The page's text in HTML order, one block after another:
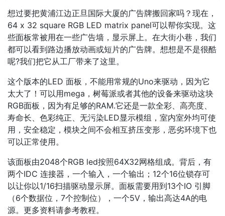
想过要把黄浦江边正旦国际大厦的广告牌搬回家吗？现在，
64 x 32 square RGB LED matrix panel可以帮你实现。这
些面板常被用在一些广告墙，显示屏上。在大街小巷，我们
都可以看到路边播放动画或短片的广告牌。想想是不是很酷
呢?我们把它从工厂带来了这里。
这个版本的LED 面板，不能用常规的Uno来驱动，因为它
太大了！可以用mega，树莓派或者其他的设备来驱动这块
RGB面板，因为有足够的RAM.它还是一款全彩、高亮度、
寿命长、色彩纯正、无污染LED显示模组，室内室外均可使
用，安全稳定，模块之间不会相互挤压变形，恶劣环境下也
可以正常使用。
该面板由2048个RGB led按照64X32网格组成。背后，有
两个IDC 连接器，一个输入，一个输出；12个16位锁存可
以让你以1/16扫描驱动显示屏。面板需要用到13个IO 引脚
（6个数据位，7个控制位），一个5V，输出高达4A的电
源。更多资料请参考教程。